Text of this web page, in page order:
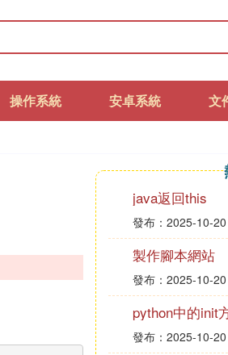
操作系統 安卓系統 文
java返回this
發布：2025-10-
製作腳本網站
發布：2025-10-
python中的init
發布：2025-10-